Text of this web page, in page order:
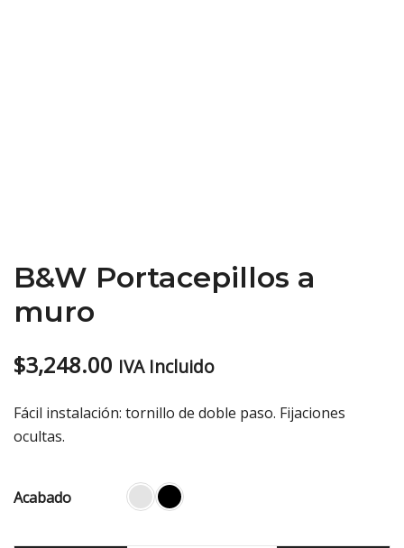
B&W Portacepillos a
muro
$3,248.00 IVA Incluido
Fácil instalación: tornillo de doble paso. Fijaciones
ocultas.
Acabado